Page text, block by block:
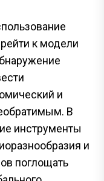
к модели
и
В
инструменты
и
поглощать